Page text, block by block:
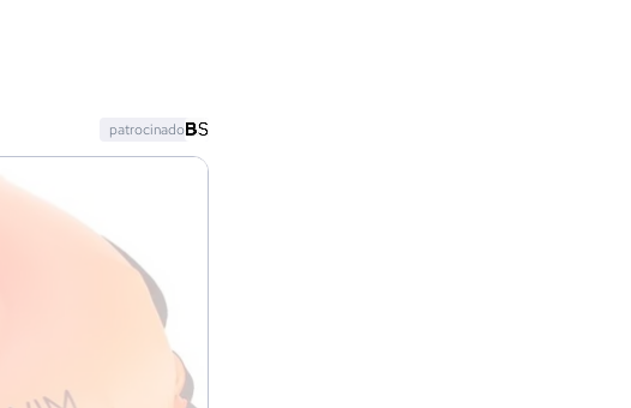
patrocinado